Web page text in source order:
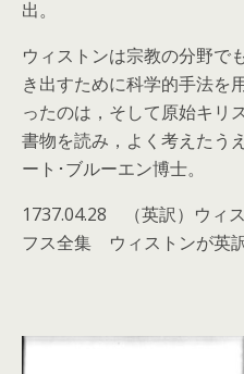
出。
ウィストンは宗教の分野で
き出すために科学的手法を
ったのは，そして原始キリ
書物を読み，よく考えたう
ート･ブルーエン博士。
1737.04.28 （英訳）ウィ
フス全集 ウィストンが英